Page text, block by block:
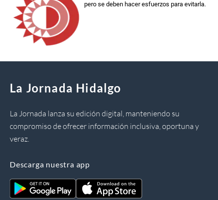
pero se deben hacer esfuerzos para evitarla.
La Jornada Hidalgo
La Jornada lanza su edición digital, manteniendo su
compromiso de ofrecer información inclusiva, oportuna y
veraz.
Descarga nuestra app